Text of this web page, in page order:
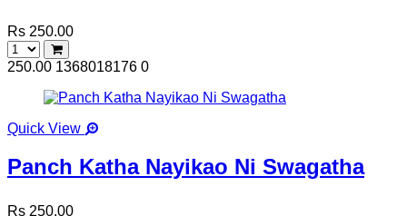
Rs 250.00
250.00 1368018176 0
Quick View
Panch Katha Nayikao Ni Swagatha
Rs 250.00